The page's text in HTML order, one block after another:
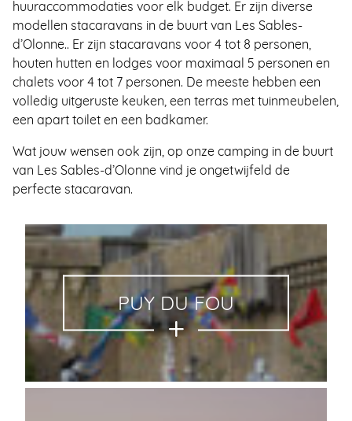
huuraccommodaties voor elk budget. Er zijn diverse
modellen stacaravans in de buurt van Les Sables-
d’Olonne.. Er zijn stacaravans voor 4 tot 8 personen,
houten hutten en lodges voor maximaal 5 personen en
chalets voor 4 tot 7 personen. De meeste hebben een
volledig uitgeruste keuken, een terras met tuinmeubelen,
een apart toilet en een badkamer.
Wat jouw wensen ook zijn, op onze camping in de buurt
van Les Sables-d’Olonne vind je ongetwijfeld de
perfecte stacaravan.
PUY DU FOU